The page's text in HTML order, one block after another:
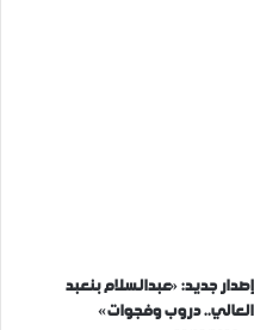
إصدار جديد: «عبدالسلام بنعبد
العالي.. دروب وفجوات»